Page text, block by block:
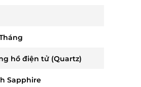
hồ điện tử (Quartz)
Sapphire